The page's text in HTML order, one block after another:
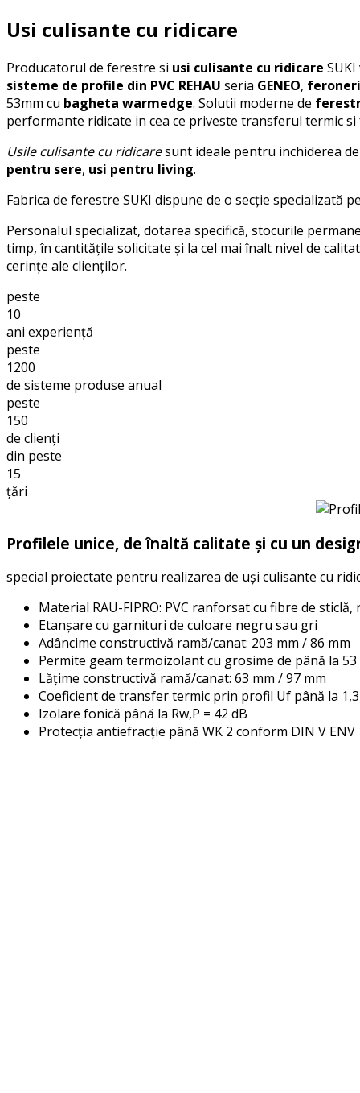
Usi culisante cu ridicare
Producatorul de ferestre si usi culisante cu ridicare
sisteme de profile din PVC REHAU seria GENEO,
53mm cu bagheta warmedge. Solutii moderne de
performante ridicate in cea ce priveste transferul termic
Usile culisante cu ridicaresunt ideale pentru inchiderea
pentru sere, usi pentru living.
Fabrica de ferestre SUKI dispune de o secţie specializată
Personalul specializat, dotarea specifică, stocurile
timp, în cantităţile solicitate şi la cel mai înalt nivel de
cerinţe ale clienţilor.
peste
10
ani experiență
peste
1200
de sisteme produse anual
peste
150
de clienți
din peste
15
țări
Profilele unice, de înaltă calitate și cu un
special proiectate pentru realizarea de uși culisante cu
Material RAU-FIPRO: PVC ranforsat cu fibre de
Etanșare cu garnituri de culoare negru sau gri
Adâncime constructivă ramă/canat: 203 mm / 86 mm
Permite geam termoizolant cu grosime de până la 53
Lățime constructivă ramă/canat: 63 mm / 97 mm
Coeficient de transfer termic prin profil Uf până la
Izolare fonică până la Rw,P = 42 dB
Protecția antiefracție până WK 2 conform DIN V ENV